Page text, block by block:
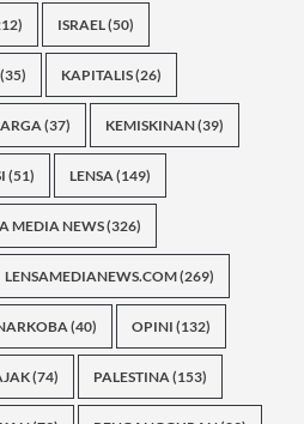
ISRAEL(50)
KAPITALIS(26)
(37) KEMISKINAN(39)
(51) LENSA(149)
MEDIA NEWS(326)
LENSAMEDIANEWS.COM(269)
(40) OPINI (132)
(74) PALESTINA(153)